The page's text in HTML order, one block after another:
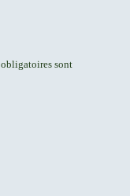
obligatoires sont